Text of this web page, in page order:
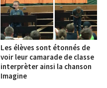
Les élèves sont étonnés de
voir leur camarade de classe
interprèter ainsi la chanson
Imagine